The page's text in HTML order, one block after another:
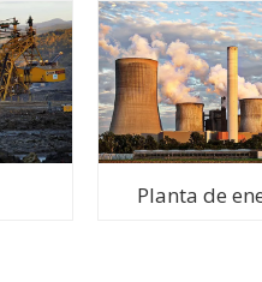
Planta de